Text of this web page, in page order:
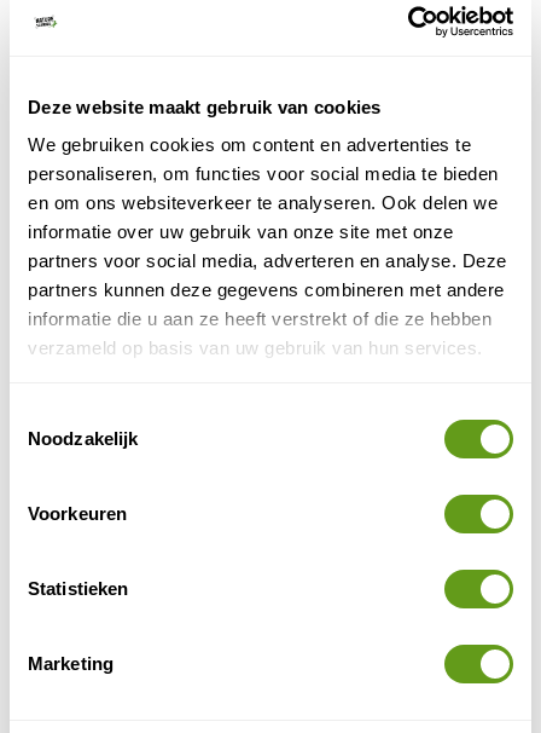
Deze website maakt gebruik van cookies
We gebruiken cookies om content en advertenties te
personaliseren, om functies voor social media te bieden
en om ons websiteverkeer te analyseren. Ook delen we
informatie over uw gebruik van onze site met onze
partners voor social media, adverteren en analyse. Deze
partners kunnen deze gegevens combineren met andere
informatie die u aan ze heeft verstrekt of die ze hebben
verzameld op basis van uw gebruik van hun services.
Noodzakelijk
Voorkeuren
Statistieken
Marketing
mooie pauzeplekken. Op het water is het fijn en rustig
Waterhout op het Schateiland.
5. Camping Waterhout
Aan deNoorderplassenligt Camping Waterhout, de
ideale uitvalsbasis om alle natuurpracht ook nog eens
op het perfecte moment te ontdekken. De
Lepelaarplassen vind je op loopafstand, dus je rolt zo
vanuit je gehuurde tweepersoons kampeerlodge de
vogelkijkhut in.